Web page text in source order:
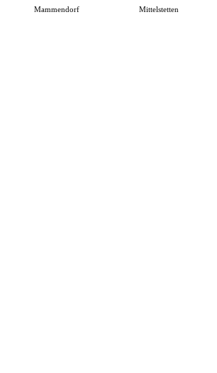
Mammendorf Mittelstetten